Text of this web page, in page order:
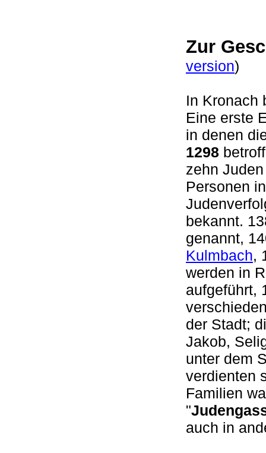
Zur
version)
In Kronach
Eine erste
in denen
1298
zehn
Personen
bekannt.
genannt,
Kulmbach,
werden in
aufgeführt,
der Stadt;
Jakob,
unter dem
verdienten
Familien
"
auch in